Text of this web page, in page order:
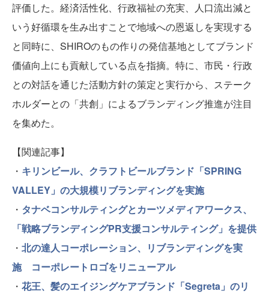
評価した。経済活性化、行政福祉の充実、人口流出減と
いう好循環を生み出すことで地域への恩返しを実現する
と同時に、SHIROのもの作りの発信基地としてブランド
価値向上にも貢献している点を指摘。特に、市民・行政
との対話を通じた活動方針の策定と実行から、ステーク
ホルダーとの「共創」によるブランディング推進が注目
を集めた。
【関連記事】
・ キリンビール、クラフトビールブランド「SPRING
VALLEY」の大規模リブランディングを実施
・ タナベコンサルティングとカーツメディアワークス、
「戦略ブランディングPR支援コンサルティング」を提供
・ 北の達人コーポレーション、リブランディングを実
施 コーポレートロゴをリニューアル
・ 花王、髪のエイジングケアブランド「Segreta」のリ